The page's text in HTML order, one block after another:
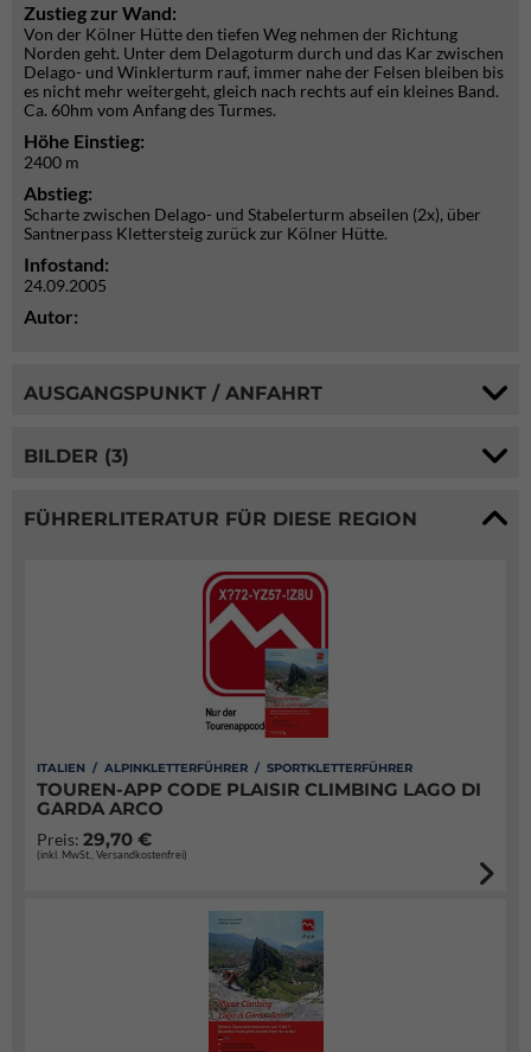
Zustieg zur Wand:
Von der Kölner Hütte den tiefen Weg nehmen der Richtung
Norden geht. Unter dem Delagoturm durch und das Kar zwischen
Delago- und Winklerturm rauf, immer nahe der Felsen bleiben bis
es nicht mehr weitergeht, gleich nach rechts auf ein kleines Band.
Ca. 60hm vom Anfang des Turmes.
Höhe Einstieg:
2400 m
Abstieg:
Scharte zwischen Delago- und Stabelerturm abseilen (2x), über
Santnerpass Klettersteig zurück zur Kölner Hütte.
Infostand:
24.09.2005
Autor:
AUSGANGSPUNKT / ANFAHRT
BILDER (3)
FÜHRERLITERATUR FÜR DIESE REGION
ITALIEN / ALPINKLETTERFÜHRER / SPORTKLETTERFÜHRER
TOUREN-APP CODE PLAISIR CLIMBING LAGO DI
GARDA ARCO
Preis: 29,70 €
(inkl. MwSt., Versandkostenfrei)